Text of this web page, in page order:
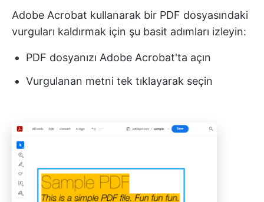
Adobe Acrobat kullanarak bir PDF dosyasındaki
vurguları kaldırmak için şu basit adımları izleyin:
PDF dosyanızı Adobe Acrobat'ta açın
Vurgulanan metni tek tıklayarak seçin